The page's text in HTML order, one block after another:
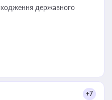
державного
+7